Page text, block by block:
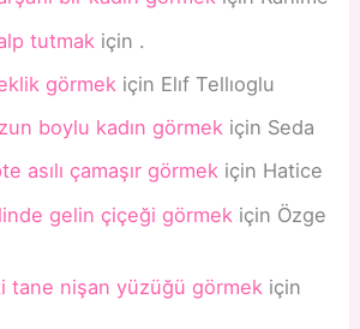
tutmak için .
görmek için Elıf Tellıoglu
boylu kadın görmek için Seda
asılı çamaşır görmek için Hatice
gelin çiçeği görmek için Özge
tane nişan yüzüğü görmek için